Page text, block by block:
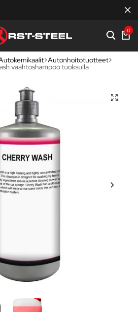
0
Autonhoitotuotteet
vaahtoshampoo tuoksulla